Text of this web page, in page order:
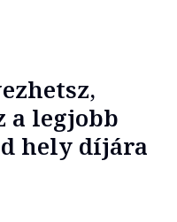
a legjobb
hely díjára